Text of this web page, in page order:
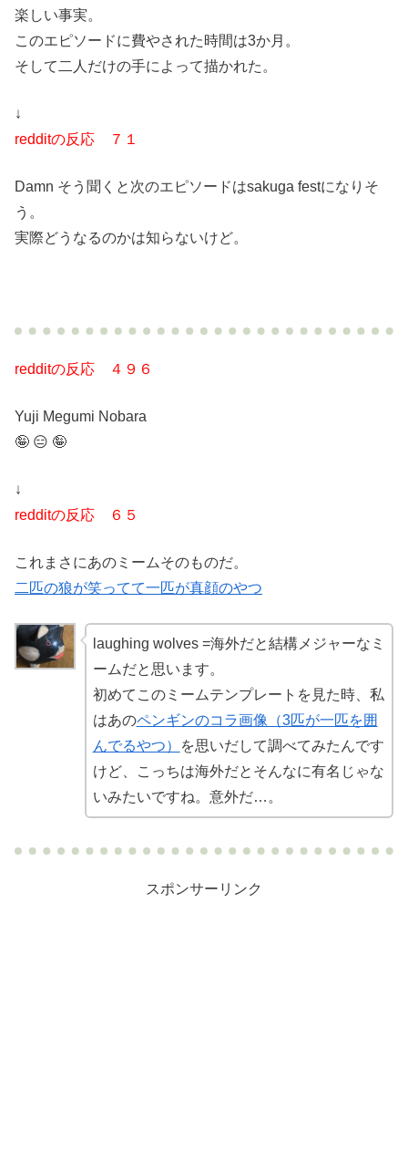
楽しい事実。
このエピソードに費やされた時間は3か月。
そして二人だけの手によって描かれた。
↓
redditの反応 ７１
Damn そう聞くと次のエピソードはsakuga festになりそ
う。
実際どうなるのかは知らないけど。
redditの反応 ４９６
Yuji Megumi Nobara
🤪 😑 🤪
↓
redditの反応 ６５
これまさにあのミームそのものだ。
二匹の狼が笑ってて一匹が真顔のやつ
laughing wolves =海外だと結構メジャーなミ
ームだと思います。
初めてこのミームテンプレートを見た時、私
はあのペンギンのコラ画像（3匹が一匹を囲
んでるやつ）
を思いだして調べてみたんです
けど、こっちは海外だとそんなに有名じゃな
いみたいですね。意外だ…。
スポンサーリンク